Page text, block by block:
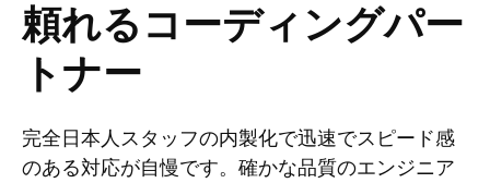
頼れるコーディングパー
トナー
完全日本人スタッフの内製化で迅速でスピード感
のある対応が自慢です。確かな品質のエンジニア